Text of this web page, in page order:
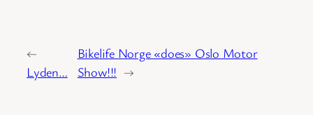
←
Lyden…
Bikelife Norge «does» Oslo Motor
Show!!! →